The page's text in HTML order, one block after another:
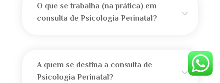
O que se trabalha (na prática) em
consulta de Psicologia Perinatal?
A quem se destina a consulta de
Psicologia Perinatal?